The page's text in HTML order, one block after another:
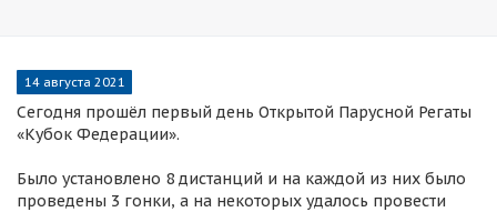
14 августа 2021
Сегодня прошёл первый день Открытой Парусной Регаты
«Кубок Федерации».
Было установлено 8 дистанций и на каждой из них было
проведены 3 гонки, а на некоторых удалось провести